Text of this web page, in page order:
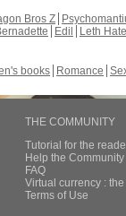
Bros Z
Edil
Leth Hate
books Romance
THE COMMUNITY
Tutorial for the
Help the
FAQ
Virtual currency :
Terms of Use